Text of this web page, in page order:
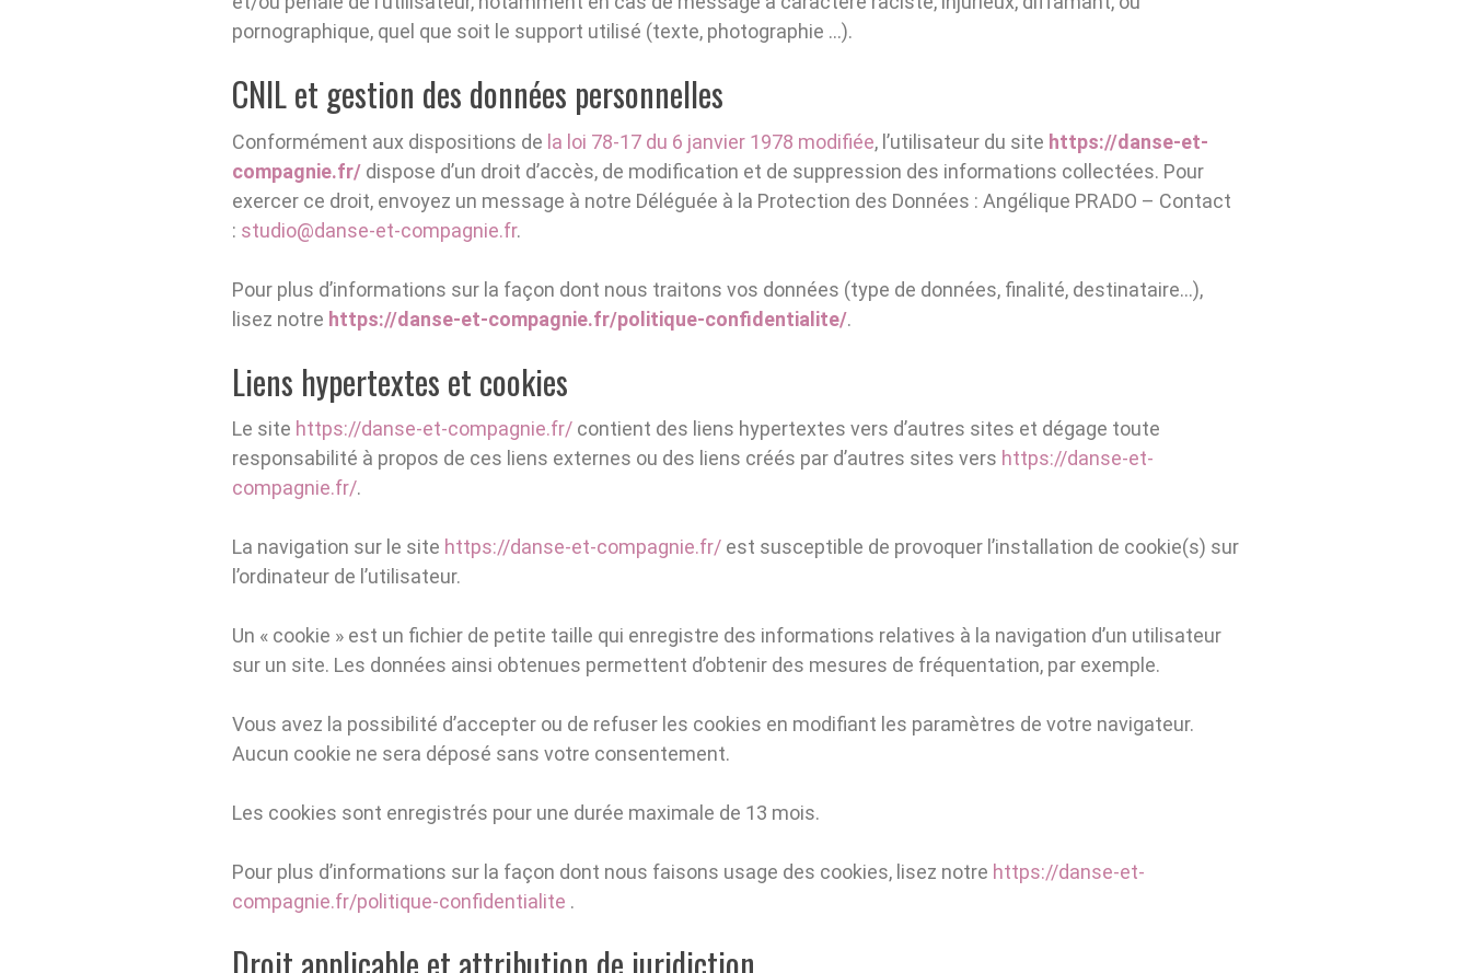
pornographique, quel que soit le support utilisé (texte, photographie …).
CNIL et gestion des données personnelles
Conformément aux dispositions de la loi 78-17 du 6 janvier 1978 modifiée, l’utilisateur du site https://danse-et-
compagnie.fr/ dispose d’un droit d’accès, de modification et de suppression des informations collectées. Pour
exercer ce droit, envoyez un message à notre Déléguée à la Protection des Données : Angélique PRADO – Contact
: studio@danse-et-compagnie.fr.
Pour plus d’informations sur la façon dont nous traitons vos données (type de données, finalité, destinataire…),
lisez notre https://danse-et-compagnie.fr/politique-confidentialite/.
Liens hypertextes et cookies
Le site https://danse-et-compagnie.fr/ contient des liens hypertextes vers d’autres sites et dégage toute
responsabilité à propos de ces liens externes ou des liens créés par d’autres sites vers https://danse-et-
compagnie.fr/.
La navigation sur le site https://danse-et-compagnie.fr/ est susceptible de provoquer l’installation de cookie(s) sur
l’ordinateur de l’utilisateur.
Un « cookie » est un fichier de petite taille qui enregistre des informations relatives à la navigation d’un utilisateur
sur un site. Les données ainsi obtenues permettent d’obtenir des mesures de fréquentation, par exemple.
Vous avez la possibilité d’accepter ou de refuser les cookies en modifiant les paramètres de votre navigateur.
Aucun cookie ne sera déposé sans votre consentement.
Les cookies sont enregistrés pour une durée maximale de 13 mois.
Pour plus d’informations sur la façon dont nous faisons usage des cookies, lisez notre https://danse-et-
compagnie.fr/politique-confidentialite .